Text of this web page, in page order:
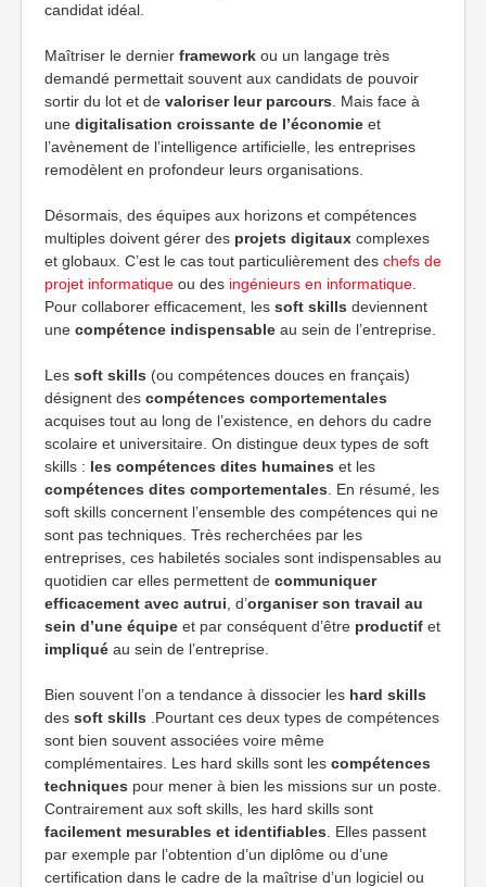
candidat idéal.
Maîtriser le dernier framework ou un langage très
demandé permettait souvent aux candidats de pouvoir
sortir du lot et de valoriser leur parcours . Mais face à
une digitalisation croissante de l’économie et
l’avènement de l’intelligence artificielle, les entreprises
remodèlent en profondeur leurs organisations.
Désormais, des équipes aux horizons et compétences
multiples doivent gérer des projets digitaux complexes
et globaux. C’est le cas tout particulièrement des chefs de
projet informatique ou des ingénieurs en informatique
Pour collaborer efficacement, les soft skills deviennent
une compétence indispensable au sein de l’entreprise.
Les soft skills (ou compétences douces en français)
désignent des compétences comportementales
acquises tout au long de l’existence, en dehors du cadre
scolaire et universitaire. On distingue deux types de soft
skills : les compétences dites humaines et les
compétences dites comportementales . En résumé, les
soft skills concernent l’ensemble des compétences qui ne
sont pas techniques. Très recherchées par les
entreprises, ces habiletés sociales sont indispensables au
quotidien car elles permettent de communiquer
efficacement avec autrui , d’organiser son travail au
sein d’une équipe et par conséquent d’être productif et
impliqué au sein de l’entreprise.
Bien souvent l’on a tendance à dissocier les hard skills
des soft skills .Pourtant ces deux types de compétences
sont bien souvent associées voire même
complémentaires. Les hard skills sont les compétences
techniques pour mener à bien les missions sur un poste.
Contrairement aux soft skills, les hard skills sont
facilement mesurables et identifiables . Elles passent
par exemple par l’obtention d’un diplôme ou d’une
certification dans le cadre de la maîtrise d’un logiciel ou